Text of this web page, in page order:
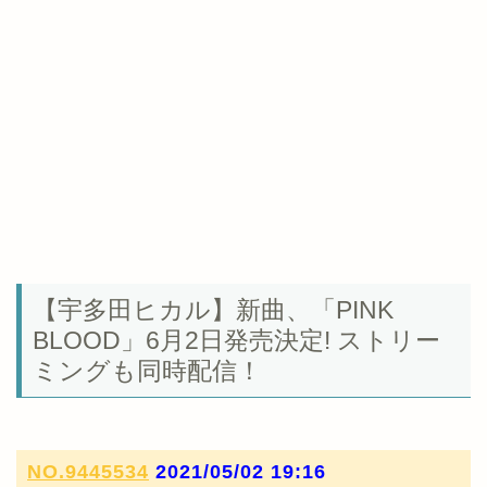
【宇多田ヒカル】新曲、「PINK
BLOOD」6月2日発売決定! ストリー
ミングも同時配信！
NO.9445534 2021/05/02 19:16